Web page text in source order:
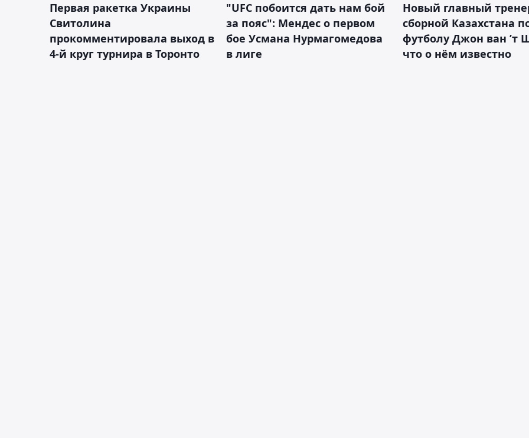
Первая ракетка Украины
Свитолина
прокомментировала выход в
4-й круг турнира в Торонто
"UFC побоится дать нам бой
за пояс": Мендес о первом
бое Усмана Нурмагомедова
в лиге
Новый главный
сборной Казахстана
футболу Джон ван ’т
что о нём известно